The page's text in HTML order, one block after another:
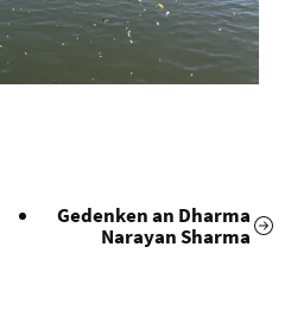
Gedenken an Dharma
Narayan Sharma